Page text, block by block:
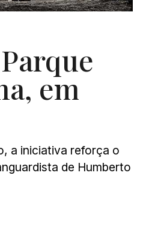
em
a iniciativa reforça o
de Humberto